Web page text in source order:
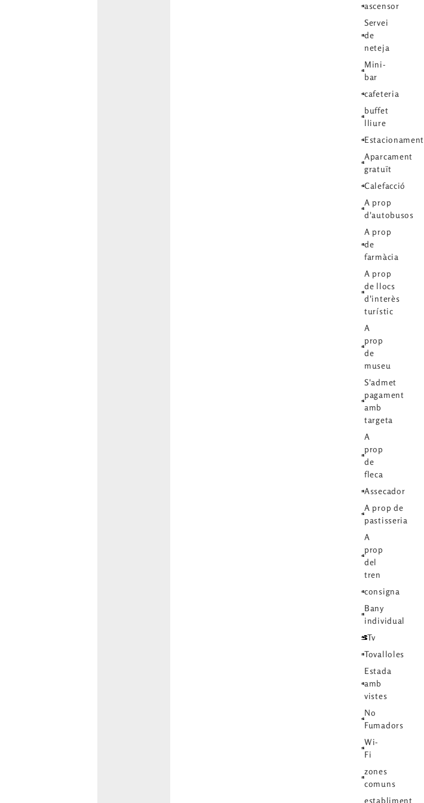
ascensor
Servei
de
neteja
Mini-
bar
cafeteria
buffet
lliure
Estacionament
Aparcament
gratuït
Calefacció
A prop
d'autobusos
A prop
de
farmàcia
A prop
de llocs
d'interès
turístic
A
prop
de
museu
S'admet
pagament
amb
targeta
A
prop
de
fleca
Assecador
A prop de
pastisseria
A
prop
del
tren
consigna
Bany
individual
Tv
Tovalloles
Estada
amb
vistes
No
Fumadors
Wi-
Fi
zones
comuns
establiment